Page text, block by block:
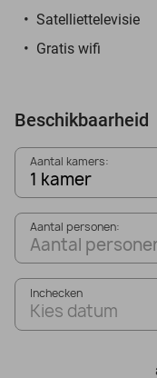
Satelliettelevisie
Gratis wifi
Beschikbaarheid
Aantal kamers:
1 kamer
Aantal personen:
Aantal
Inchecken
Kies datum